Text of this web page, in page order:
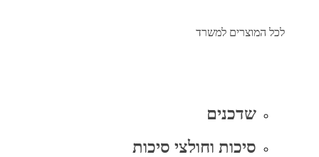
לכל המוצרים למשרד
שדכנים
סיכות וחולצי סיכות